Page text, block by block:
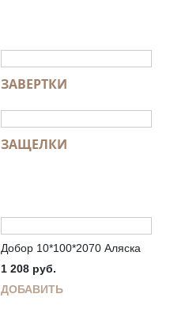
ЗАВЕРТКИ
ЗАЩЕЛКИ
Добор 10*100*2070 Аляска
1 208 руб.
ДОБАВИТЬ